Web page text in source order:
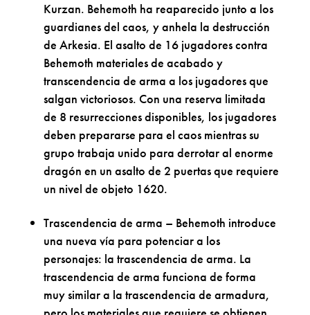
Kurzan. Behemoth ha reaparecido junto a los
guardianes del caos, y anhela la destrucción
de Arkesia. El asalto de 16 jugadores contra
Behemoth materiales de acabado y
transcendencia de arma a los jugadores que
salgan victoriosos. Con una reserva limitada
de 8 resurrecciones disponibles, los jugadores
deben prepararse para el caos mientras su
grupo trabaja unido para derrotar al enorme
dragón en un asalto de 2 puertas que requiere
un nivel de objeto 1620.
Trascendencia de arma – Behemoth introduce
una nueva vía para potenciar a los
personajes: la trascendencia de arma. La
trascendencia de arma funciona de forma
muy similar a la trascendencia de armadura,